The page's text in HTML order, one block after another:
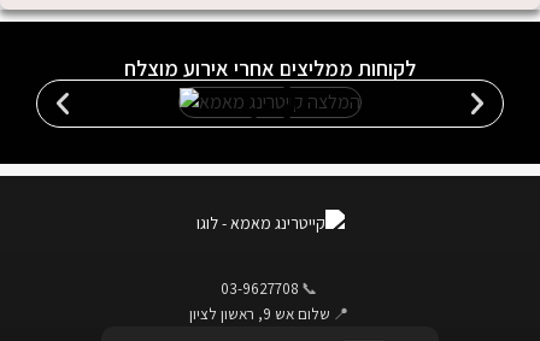
לקוחות ממליצים אחרי אירוע מוצלח
📞
03-9627708
📍 שלום אש 9, ראשון לציון